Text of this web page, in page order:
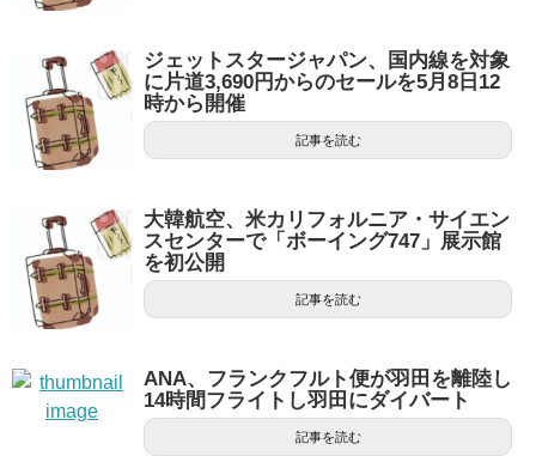
ジェットスタージャパン、国内線を対象
に片道3,690円からのセールを5月8日12
時から開催
記事を読む
大韓航空、米カリフォルニア・サイエン
スセンターで「ボーイング747」展示館
を初公開
記事を読む
ANA、フランクフルト便が羽田を離陸し
14時間フライトし羽田にダイバート
記事を読む